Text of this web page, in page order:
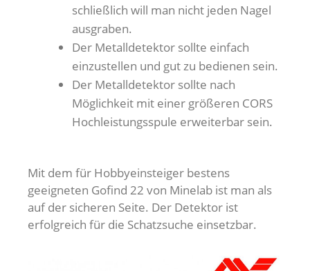
schließlich will man nicht jeden Nagel
ausgraben.
Der Metalldetektor sollte einfach
einzustellen und gut zu bedienen sein.
Der Metalldetektor sollte nach
Möglichkeit mit einer größeren CORS
Hochleistungsspule erweiterbar sein.
Mit dem für Hobbyeinsteiger bestens
geeigneten Gofind 22 von Minelab ist man als
auf der sicheren Seite. Der Detektor ist
erfolgreich für die Schatzsuche einsetzbar.